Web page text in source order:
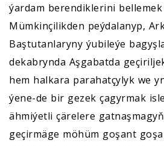
ýardam berendiklerini
Mümkinçilikden peýdalanyp,
Baştutanlaryny ýubileýe
dekabrynda Aşgabatda
hem halkara parahatçylyk we
ýene-de bir gezek çagyrmak
ähmiýetli çärelere
geçirmäge möhüm goşant